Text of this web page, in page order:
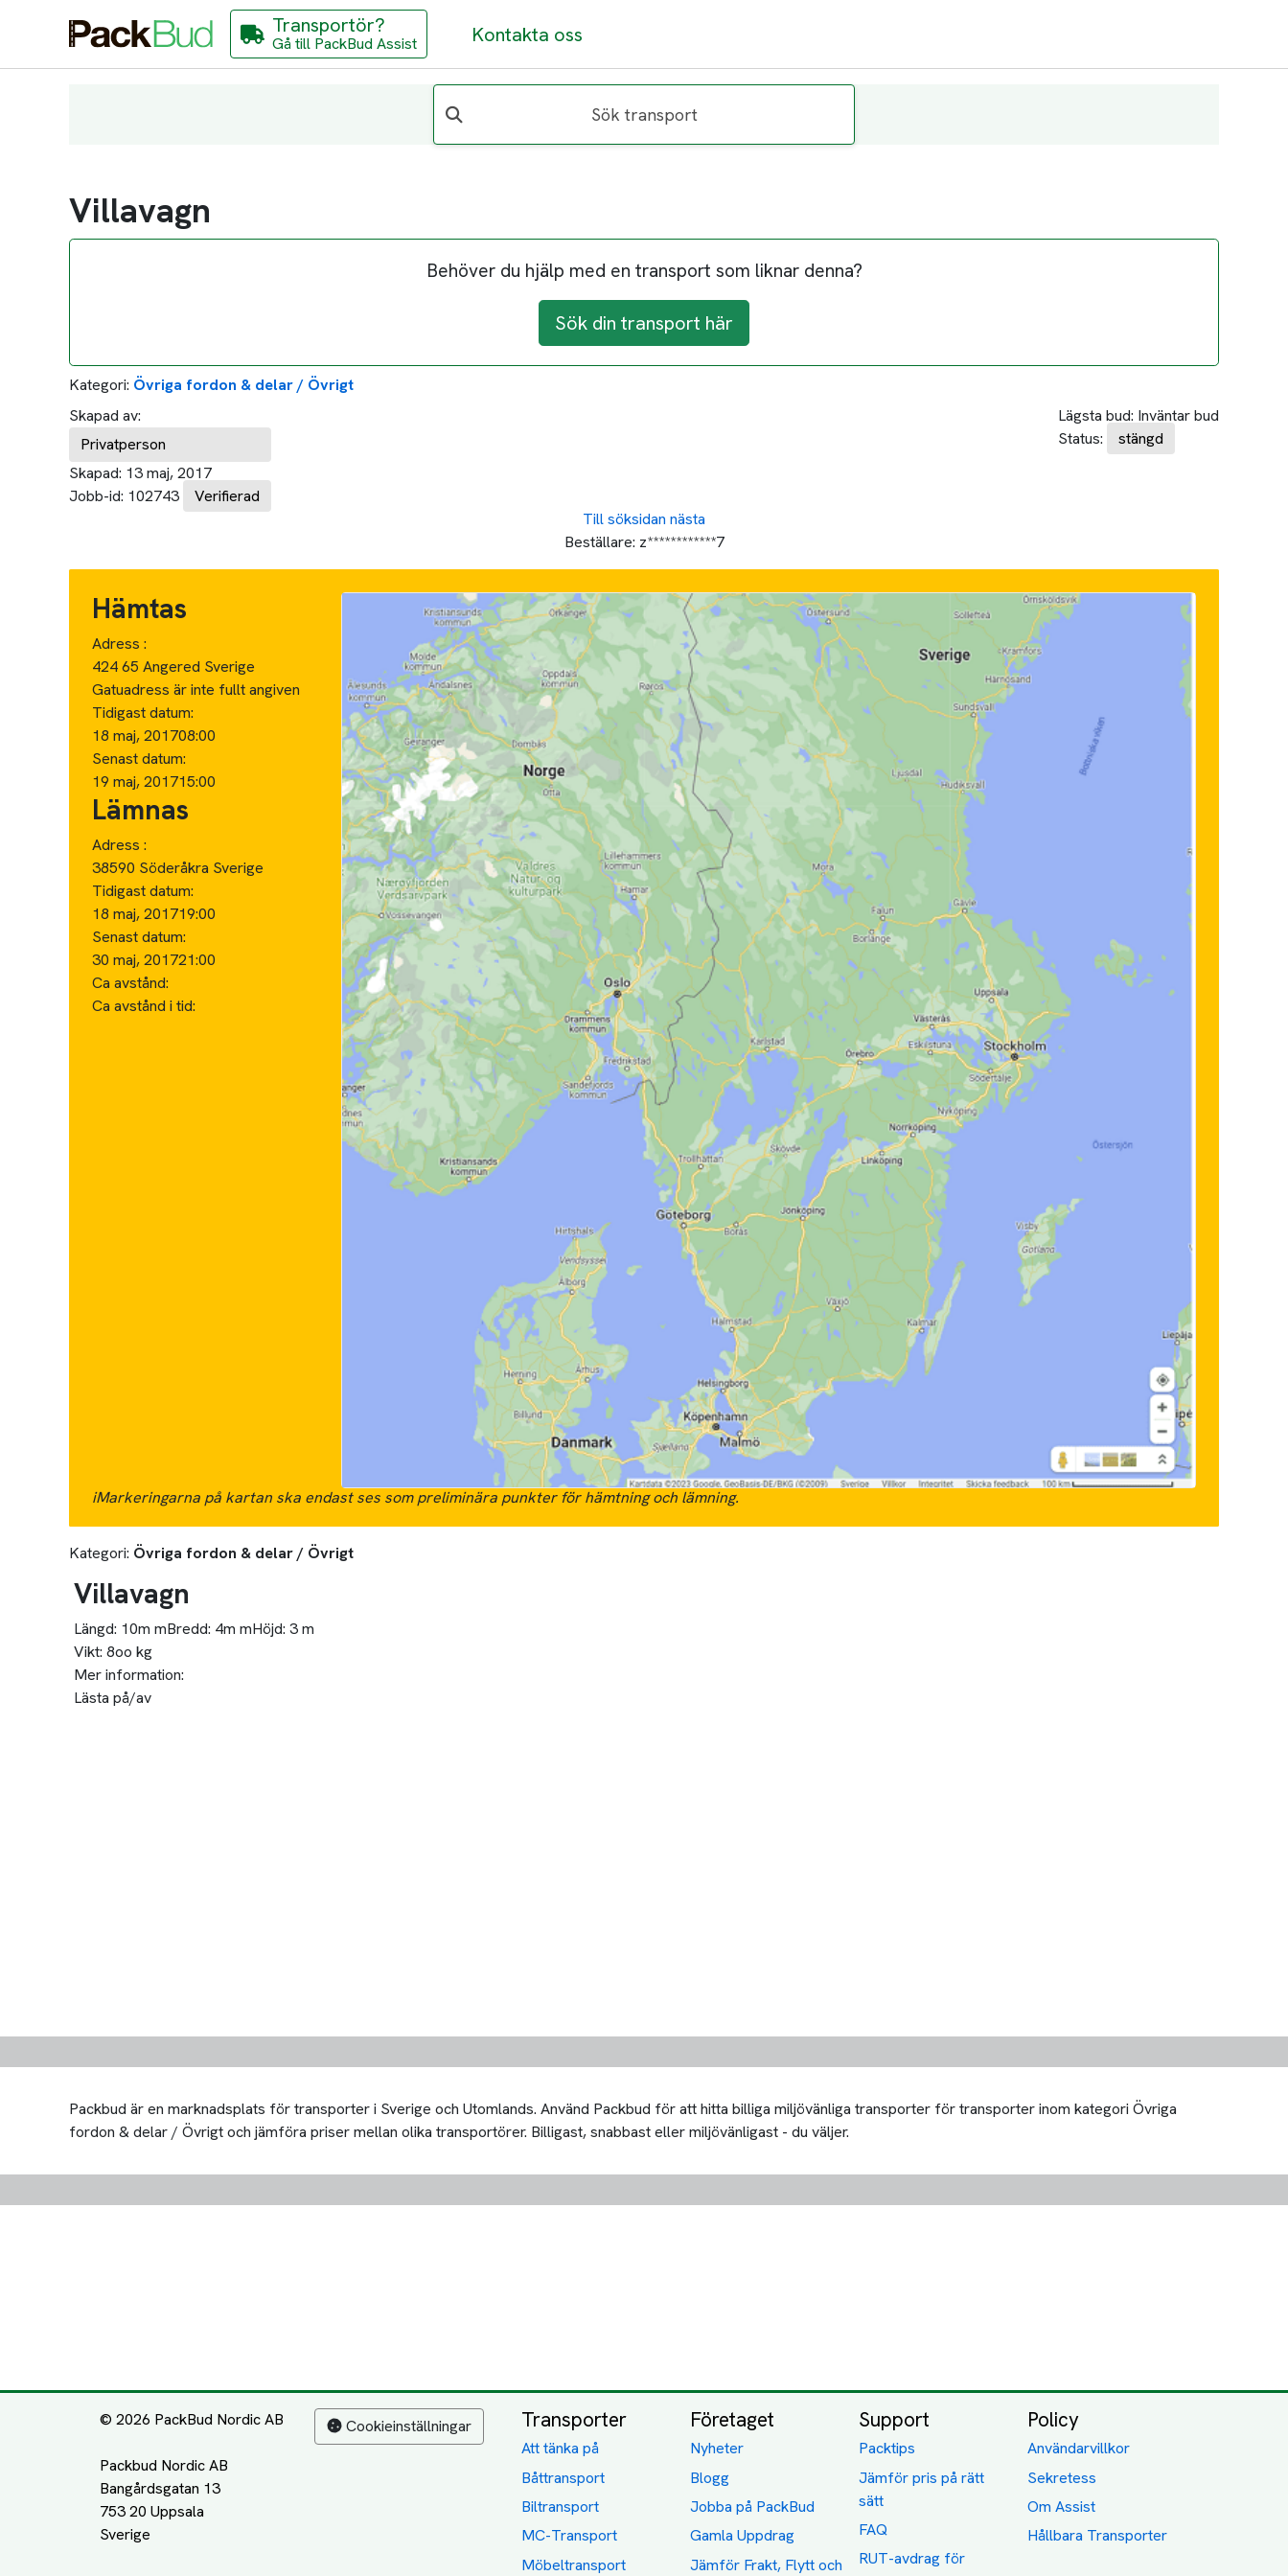
Transportör?
Gå till PackBud Assist Kontakta oss
Sök transport
Villavagn
Behöver du hjälp med en transport som liknar denna?
Sök din transport här
Kategori: Övriga fordon & delar / Övrigt
Skapad av:
Privatperson
Skapad: 13 maj, 2017
Jobb-id: 102743 Verifierad
Lägsta bud: Inväntar bud
Status:
stängd
Till söksidan nästa
Beställare: z************7
Hämtas
Adress :
424 65 Angered Sverige
Gatuadress är inte fullt angiven
Tidigast datum:
18 maj, 201708:00
Senast datum:
19 maj, 201715:00
Lämnas
Adress :
38590 Söderåkra Sverige
Tidigast datum:
18 maj, 201719:00
Senast datum:
30 maj, 201721:00
Ca avstånd:
Ca avstånd i tid:
iMarkeringarna på kartan ska endast ses som preliminära punkter för hämtning och lämning.
Kategori: Övriga fordon & delar / Övrigt
Villavagn
Längd: 10m mBredd: 4m mHöjd: 3 m
Vikt: 8oo kg
Mer information:
Lästa på/av
Packbud är en marknadsplats för transporter i Sverige och Utomlands. Använd Packbud för att hitta billiga miljövänliga transporter för transporter inom kategori Övriga
fordon & delar / Övrigt och jämföra priser mellan olika transportörer. Billigast, snabbast eller miljövänligast - du väljer.
© 2026 PackBud Nordic AB
Packbud Nordic AB
Bangårdsgatan 13
753 20 Uppsala
Cookieinställningar Transporter
Att tänka på
Båttransport
Biltransport
MC-Transport
Möbeltransport
Företaget
Nyheter
Blogg
Jobba på PackBud
Gamla Uppdrag
Jämför Frakt, Flytt och
Support
Packtips
Jämför pris på rätt
sätt
FAQ
RUT-avdrag för
Policy
Användarvillkor
Sekretess
Om Assist
Hållbara Transporter